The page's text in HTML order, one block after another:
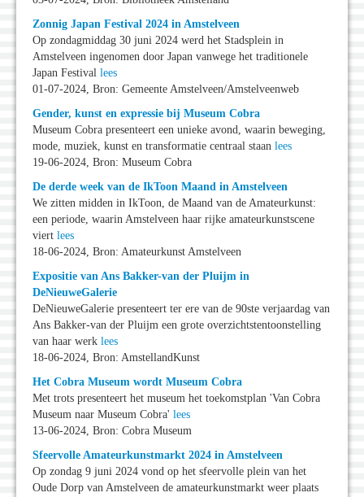
Zonnig Japan Festival 2024 in Amstelveen
Op zondagmiddag 30 juni 2024 werd het Stadsplein in
Amstelveen ingenomen door Japan vanwege het traditionele
Japan Festival lees
01-07-2024, Bron: Gemeente Amstelveen/Amstelveenweb
Gender, kunst en expressie bij Museum Cobra
Museum Cobra presenteert een unieke avond, waarin beweging,
mode, muziek, kunst en transformatie centraal staan lees
19-06-2024, Bron: Museum Cobra
De derde week van de IkToon Maand in Amstelveen
We zitten midden in IkToon, de Maand van de Amateurkunst:
een periode, waarin Amstelveen haar rijke amateurkunstscene
viert lees
18-06-2024, Bron: Amateurkunst Amstelveen
Expositie van Ans Bakker-van der Pluijm in
DeNieuweGalerie
DeNieuweGalerie presenteert ter ere van de 90ste verjaardag van
Ans Bakker-van der Pluijm een grote overzichtstentoonstelling
van haar werk lees
18-06-2024, Bron: AmstellandKunst
Het Cobra Museum wordt Museum Cobra
Met trots presenteert het museum het toekomstplan 'Van Cobra
Museum naar Museum Cobra' lees
13-06-2024, Bron: Cobra Museum
Sfeervolle Amateurkunstmarkt 2024 in Amstelveen
Op zondag 9 juni 2024 vond op het sfeervolle plein van het
Oude Dorp van Amstelveen de amateurkunstmarkt weer plaats